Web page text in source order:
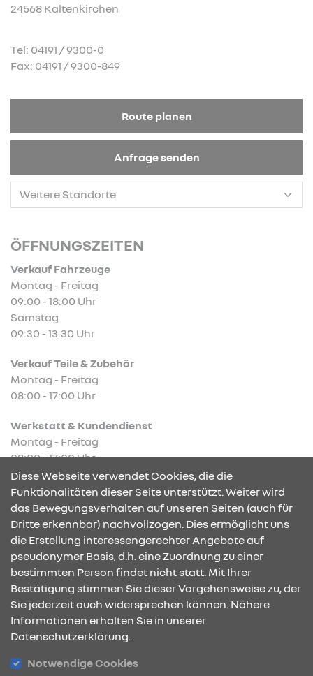
24568 Kaltenkirchen
Tel: 04191 / 9300-0
Fax: 04191 / 9300-849
Route planen
Anfrage senden
ÖFFNUNGSZEITEN
Verkauf Fahrzeuge
Montag - Freitag
09:00 - 18:00 Uhr
Samstag
09:30 - 13:30 Uhr
Verkauf Teile & Zubehör
Montag - Freitag
08:00 - 17:00 Uhr
Werkstatt & Kundendienst
Montag - Freitag
08:00 - 17:00 Uhr
KONTAKT & ANFAHRT
ÖFFNUNGSZEITEN
Diese Webseite verwendet Cookies, die die
Funktionalitäten dieser Seite unterstützt. Weiter wird
das Bewegungsverhalten auf unseren Seiten (auch für
Dritte erkennbar) nachvollzogen. Dies ermöglicht uns
die Erstellung interessengerechter Angebote auf
pseudonymer Basis, d.h. eine Zuordnung zu einer
bestimmten Person findet nicht statt. Mit Ihrer
Bestätigung stimmen Sie dieser Vorgehensweise zu, der
Sie jederzeit auch widersprechen können. Nähere
Informationen erhalten Sie in unserer
Datenschutzerklärung.
Notwendige Cookies